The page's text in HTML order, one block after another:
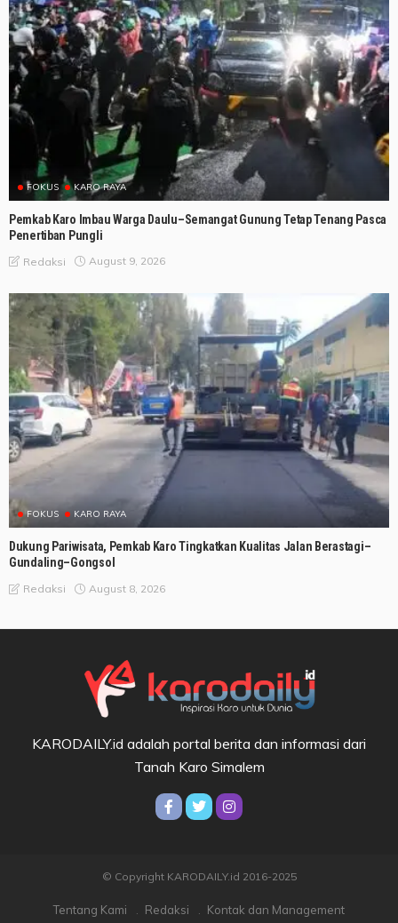
FOKUS KARO RAYA
Pemkab Karo Imbau Warga Daulu–Semangat Gunung Tetap Tenang Pasca
Penertiban Pungli
Redaksi August 9, 2026
FOKUS KARO RAYA
Dukung Pariwisata, Pemkab Karo Tingkatkan Kualitas Jalan Berastagi–
Gundaling–Gongsol
Redaksi August 8, 2026
KARODAILY.id adalah portal berita dan informasi dari
Tanah Karo Simalem
© Copyright KARODAILY.id 2016-2025
Tentang Kami Redaksi Kontak dan Management